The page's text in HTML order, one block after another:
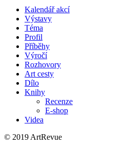
Kalendář akcí
Výstavy
Téma
Profil
Příběhy
Výročí
Rozhovory
Art cesty
Dílo
Knihy
Recenze
E-shop
Videa
© 2019 ArtRevue